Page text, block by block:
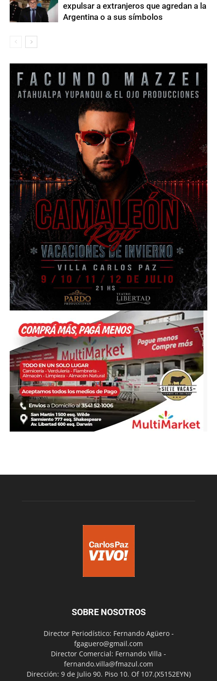
expulsar a extranjeros que agredan a la
Argentina o a sus símbolos
SOBRE NOSOTROS
Director Periodístico: Fernando Agüero -
fgaguero@gmail.com
Director Comercial: Fernando Villa -
fernando.villa@fmazul.com
Dirección: 9 de Julio 90. Piso 10. Of 107.(X5152EYN)